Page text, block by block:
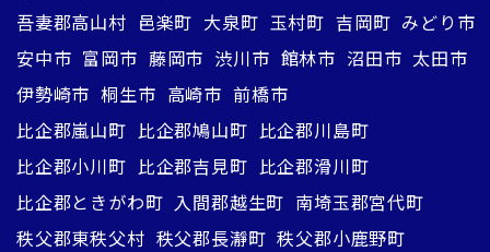
吾妻郡高山村 邑楽町 大泉町 玉村町 吉岡町 みどり市
安中市 富岡市 藤岡市 渋川市 館林市 沼田市 太田市
伊勢崎市 桐生市 高崎市 前橋市
比企郡嵐山町 比企郡鳩山町 比企郡川島町
比企郡小川町 比企郡吉見町 比企郡滑川町
比企郡ときがわ町 入間郡越生町 南埼玉郡宮代町
秩父郡東秩父村 秩父郡長瀞町 秩父郡小鹿野町